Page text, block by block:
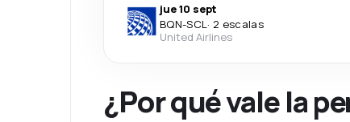
jue 10 sept
BQN-SCL· 2 escalas
United Airlines
¿Por qué vale la